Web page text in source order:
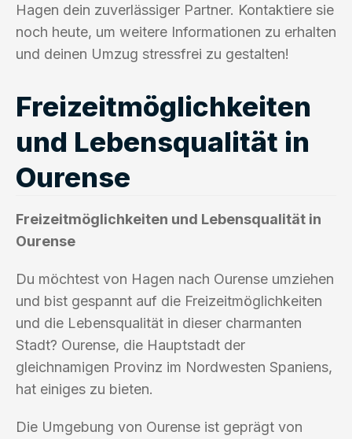
Hagen dein zuverlässiger Partner. Kontaktiere sie
noch heute, um weitere Informationen zu erhalten
und deinen Umzug stressfrei zu gestalten!
Freizeitmöglichkeiten
und Lebensqualität in
Ourense
Freizeitmöglichkeiten und Lebensqualität in
Ourense
Du möchtest von Hagen nach Ourense umziehen
und bist gespannt auf die Freizeitmöglichkeiten
und die Lebensqualität in dieser charmanten
Stadt? Ourense, die Hauptstadt der
gleichnamigen Provinz im Nordwesten Spaniens,
hat einiges zu bieten.
Die Umgebung von Ourense ist geprägt von